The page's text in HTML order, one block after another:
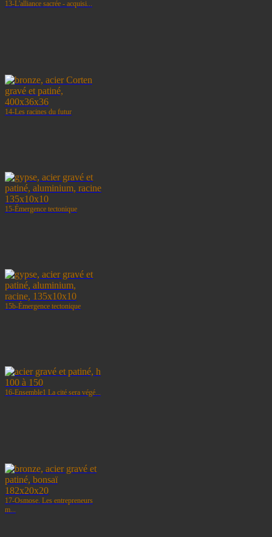
13-L'alliance sacrée - acquisi...
14-Les racines du futur
15-Émergence tectonique
15b-Émergence tectonique
16-Ensemble1 La cité sera végé...
17-Osmose. Les entrepreneurs
m...